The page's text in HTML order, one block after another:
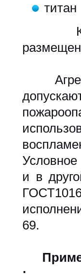
Условное
и в
69.